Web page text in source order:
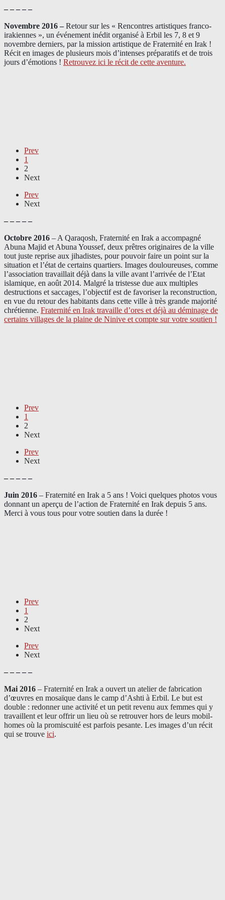
– – – – –
Novembre 2016 – Retour sur les « Rencontres artistiques franco-
irakiennes », un événement inédit organisé à Erbil les 7, 8 et 9
novembre derniers, par la mission artistique de Fraternité en Irak !
Récit en images de plusieurs mois d’intenses préparatifs et de trois
jours d’émotions ! Retrouvez ici le récit de cette aventure.
Prev
1
2
Next
Prev
Next
– – – – –
Octobre 2016 – A Qaraqosh, Fraternité en Irak a accompagné
Abuna Majid et Abuna Youssef, deux prêtres originaires de la ville
tout juste reprise aux jihadistes, pour pouvoir faire un point sur la
situation et l’état de certains quartiers. Images douloureuses, comme
l’association travaillait déjà dans la ville avant l’arrivée de l’Etat
islamique, en août 2014. Malgré la tristesse due aux multiples
destructions et saccages, l’objectif est de favoriser la reconstruction,
en vue du retour des habitants dans cette ville à très grande majorité
chrétienne. Fraternité en Irak travaille d’ores et déjà au déminage de
certains villages de la plaine de Ninive et compte sur votre soutien !
Prev
1
2
Next
Prev
Next
– – – – –
Juin 2016 – Fraternité en Irak a 5 ans ! Voici quelques photos vous
donnant un aperçu de l’action de Fraternité en Irak depuis 5 ans.
Merci à vous tous pour votre soutien dans la durée !
Prev
1
2
Next
Prev
Next
– – – – –
Mai 2016 – Fraternité en Irak a ouvert un atelier de fabrication
d’œuvres en mosaïque dans le camp d’Ashti à Erbil. Le but est
double : redonner une activité et un petit revenu aux femmes qui y
travaillent et leur offrir un lieu où se retrouver hors de leurs mobil-
homes où la promiscuité est parfois pesante. Les images d’un récit
qui se trouve ici.